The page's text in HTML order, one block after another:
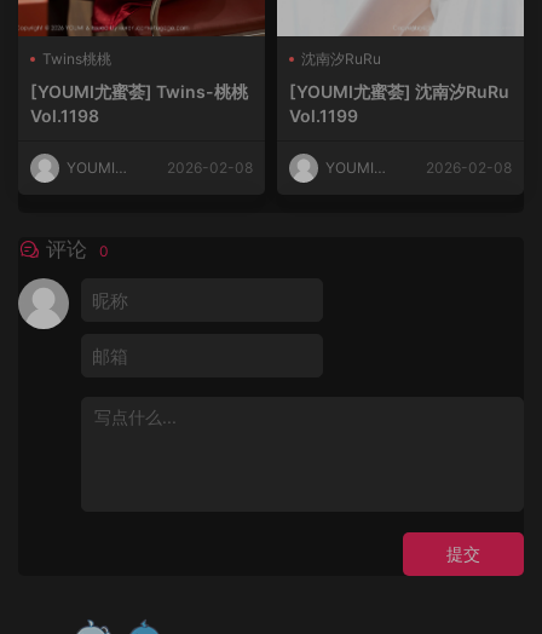
Twins桃桃
[YOUMI尤蜜荟] Twins-桃桃
Vol.1198
YOUMI尤
2026-02-08
沈南汐RuRu
[YOUMI尤蜜荟] 沈南汐RuRu
Vol.1199
YOUMI尤
2026-02-08
评论 0
提交